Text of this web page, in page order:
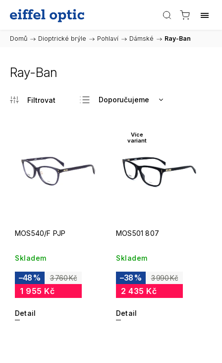
Domů / Dioptrické brýle / Pohlaví / Dámské / Ray-Ban
Ray-Ban
Doporučujeme
Nejdražší
Abecedně
MOS540/F PJP
Skladem
3 760 Kč
–48 %
1 955 Kč
Detail
Více
variant
MOS501 807
Skladem
3 990 Kč
–38 %
2 435 Kč
Detail